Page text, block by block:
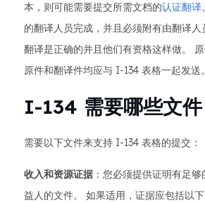
本，则可能需要提交所需文档的认证翻译
的翻译人员完成，并且必须附有由翻译
翻译是正确的并且他们有资格这样做。
原件和翻译件均应与 I-134 表格一起发送。
I-134 需要哪些文件
需要以下文件来支持 I-134 表格的提交：
收入和资源证据 ：您必须提供证明有足
益人的文件。 如果适用，证据应包括以下